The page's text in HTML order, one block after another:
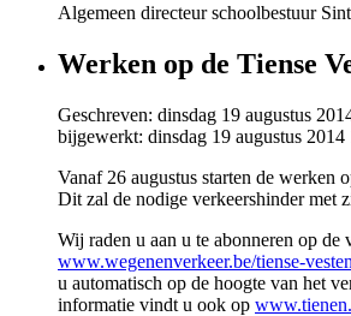
Algemeen directeur schoolbestuur
Werken op de Tiense
Geschreven: dinsdag 19 augustus
bijgewerkt: dinsdag 19 augustus 2014
Vanaf 26 augustus starten de werken
Dit zal de nodige verkeershinder met
Wij raden u aan u te abonneren op de
www.wegenenverkeer.be/tiense-
u automatisch op de hoogte van het
informatie vindt u ook op